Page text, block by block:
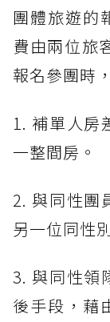
團體旅遊的
費由兩位旅
報名參團時
1. 補單人房
一整間房。
2. 與同性團
另一位同性
3. 與同性領
後手段，藉